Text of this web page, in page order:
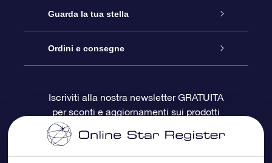
Contattaci
Blog
OSR Recensioni
Online Star Gift
Pacchetto regalo OSR
Gift Card OSR
Doni aziendali
Guarda la tua stella
Registro stellare
Star Page personalizzata
One Million Stars
Ordini e consegne
Informazioni di Pagamento
Iscriviti alla nostra newsletter GRATUITA
per sconti e aggiornamenti sui prodotti